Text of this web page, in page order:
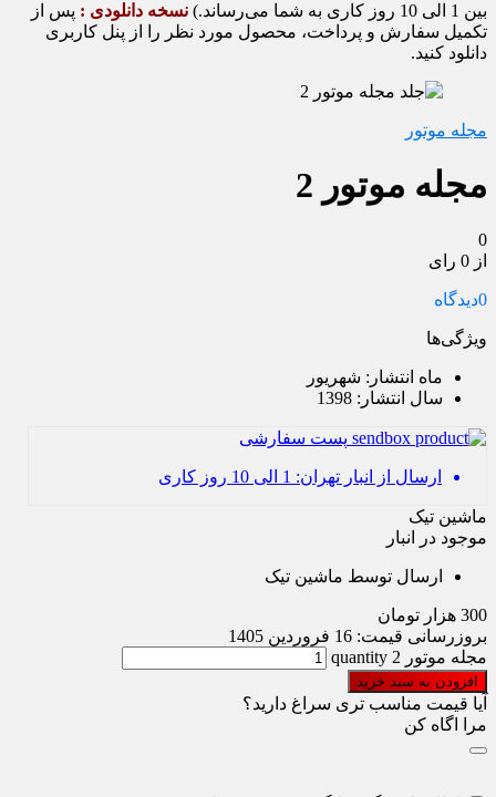
بین 1 الی 10 روز کاری به شما می‌رساند.)
نسخه دانلودی : پس از
تکمیل سفارش و پرداخت، محصول مورد نظر را از پنل کاربری
دانلود کنید.
مجله موتور
مجله موتور 2
0
از 0 رای
0دیدگاه
ویژگی‌ها
ماه انتشار: شهریور
سال انتشار: 1398
پست سفارشی
ارسال از انبار تهران: 1 الی 10 روز کاری
ماشین تیک
موجود در انبار
ارسال توسط ماشین تیک
300 هزار تومان
بروزرسانی قیمت: 16 فروردین 1405
مجله موتور 2 quantity
افزودن به سبد خرید
آیا قیمت مناسب تری سراغ دارید؟
مرا اگاه کن